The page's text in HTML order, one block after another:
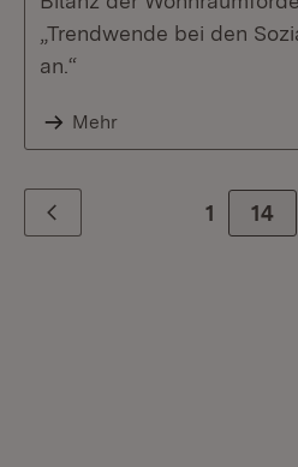
„Trendwende bei den
an.“
Mehr
Zurück 1 14